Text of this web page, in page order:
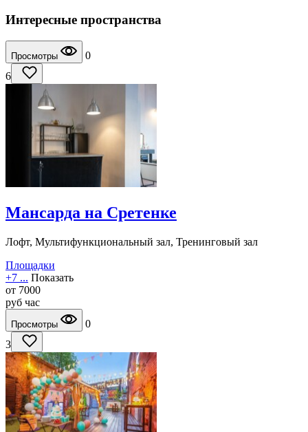
Интересные пространства
Просмотры
0
6
Мансарда на Сретенке
Лофт, Мультифункциональный зал, Тренинговый зал
Площадки
+7 ... Показать
от 7000
руб час
Просмотры
0
3